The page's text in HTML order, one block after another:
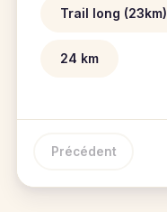
Trail long (23km)
24 km
Précédent